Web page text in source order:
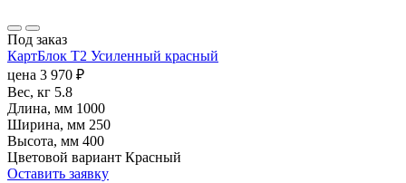
Под заказ
КартБлок Т2 Усиленный красный
цена 3 970 ₽
Вес, кг 5.8
Длина, мм 1000
Ширина, мм 250
Высота, мм 400
Цветовой вариант Красный
Оставить заявку